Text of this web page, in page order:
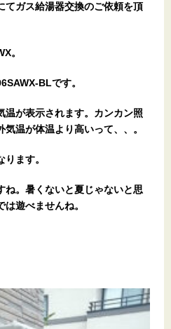
てガス給湯器交換のご依頼を頂
。
BLです。
温が表示されます。カンカン照
温が体温より高いって、、。
ます。
ね。暑くないと夏じゃないと思
遊べませんね。